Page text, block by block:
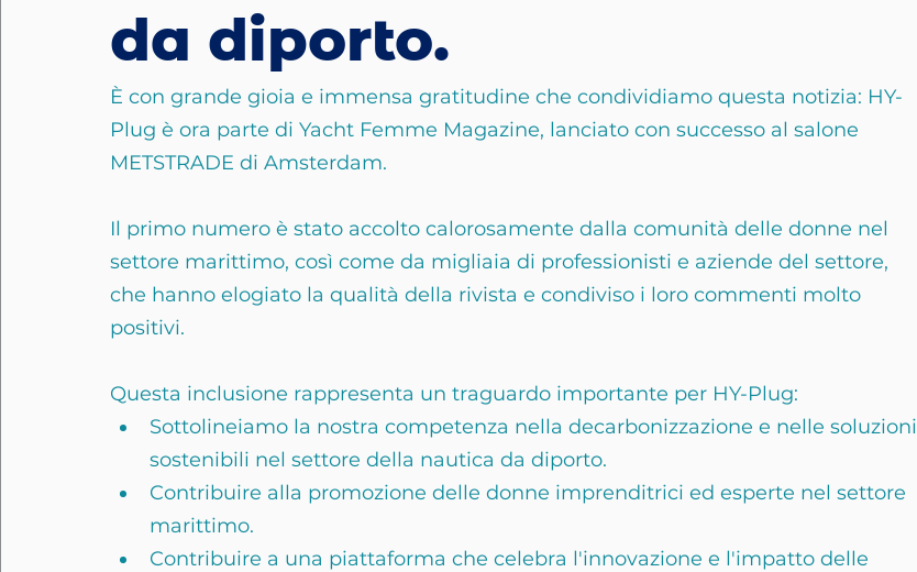
da diporto.
È con grande gioia e immensa gratitudine che condividiamo questa notizia: HY-
Plug è ora parte di Yacht Femme Magazine, lanciato con successo al salone
METSTRADE di Amsterdam.
Il primo numero è stato accolto calorosamente dalla comunità delle donne nel
settore marittimo, così come da migliaia di professionisti e aziende del settore,
che hanno elogiato la qualità della rivista e condiviso i loro commenti molto
positivi.
Questa inclusione rappresenta un traguardo importante per HY-Plug:
Sottolineiamo la nostra competenza nella decarbonizzazione e nelle soluzioni
sostenibili nel settore della nautica da diporto.
Contribuire alla promozione delle donne imprenditrici ed esperte nel settore
marittimo.
Contribuire a una piattaforma che celebra l'innovazione e l'impatto delle